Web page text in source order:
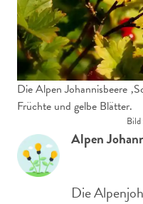
Die Alpen Johannisbeere
Früchte und gelbe Blätter.
Alpen
Die